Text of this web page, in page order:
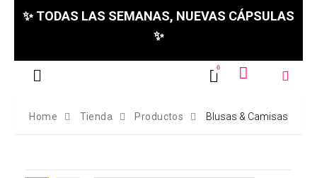
✨ TODAS LAS SEMANAS, NUEVAS CÁPSULAS
✨
Home Tienda Productos Blusas & Camisas